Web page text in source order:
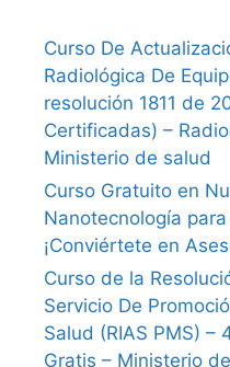
Curso De
Radiológica De
resolución 1811 de
Certificadas) –
Ministerio de salud
Curso Gratuito en
Nanotecnología
¡Conviértete en
Curso de la
Servicio De
Salud (RIAS PMS) –
Gratis – Ministerio